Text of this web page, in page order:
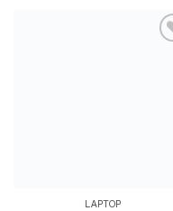
LAPTOP